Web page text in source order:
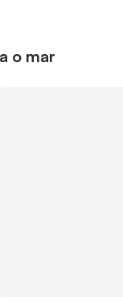
o mar